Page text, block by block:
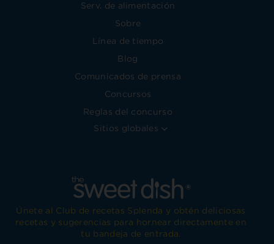
Serv. de alimentación
Sobre
Línea de tiempo
Blog
Comunicados de prensa
Concursos
Reglas del concurso
Sitios globales
Únete al Club de recetas Splenda y obtén deliciosas
recetas y sugerencias para hornear directamente en
tu bandeja de entrada.